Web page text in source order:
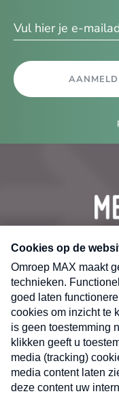
CONTACT